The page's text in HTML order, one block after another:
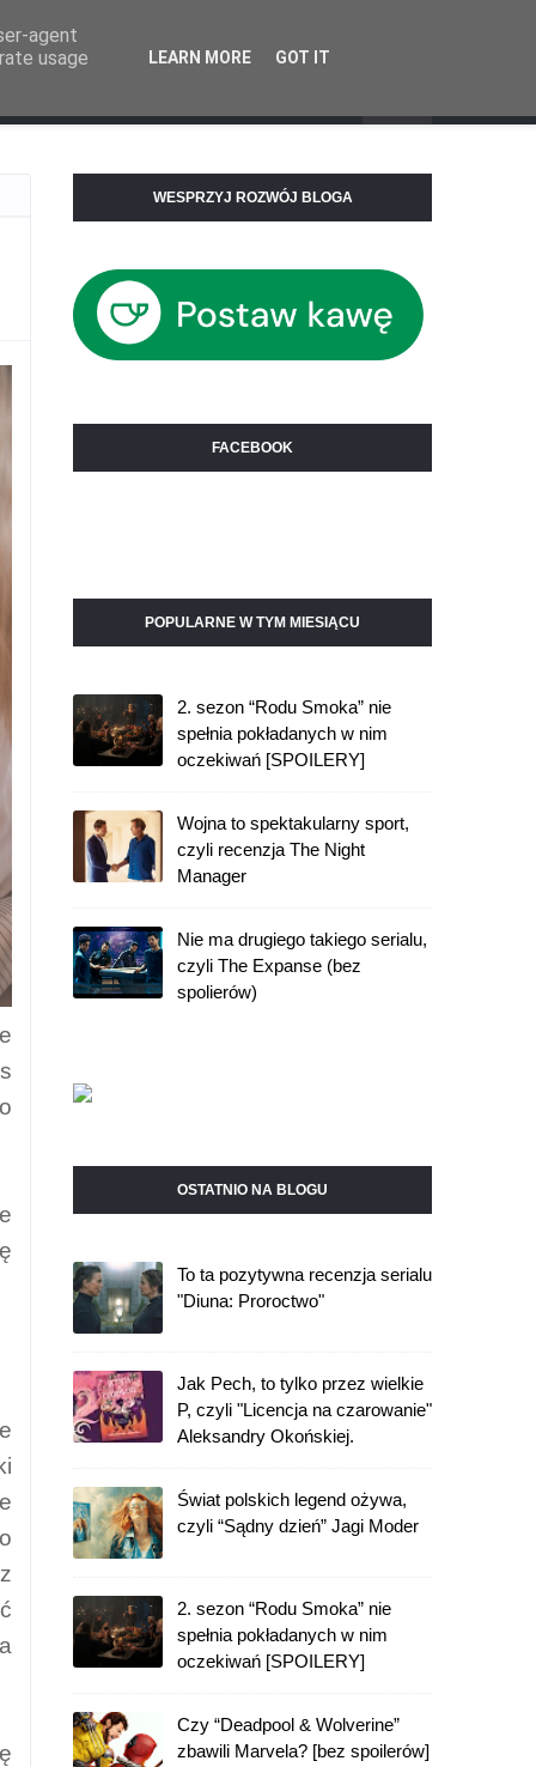
WESPRZYJ ROZWÓJ BLOGA
FACEBOOK
POPULARNE W TYM MIESIĄCU
2. sezon “Rodu Smoka” nie
spełnia pokładanych w nim
oczekiwań [SPOILERY]
Wojna to spektakularny sport,
czyli recenzja The Night
Manager
Nie ma drugiego takiego serialu,
czyli The Expanse (bez
spolierów)
OSTATNIO NA BLOGU
To ta pozytywna recenzja serialu
"Diuna: Proroctwo"
Jak Pech, to tylko przez wielkie
P, czyli "Licencja na czarowanie"
Aleksandry Okońskiej.
Świat polskich legend ożywa,
czyli “Sądny dzień” Jagi Moder
2. sezon “Rodu Smoka” nie
spełnia pokładanych w nim
oczekiwań [SPOILERY]
Czy “Deadpool & Wolverine”
zbawili Marvela? [bez spoilerów]
agent
usage
LEARN MORE GOT IT